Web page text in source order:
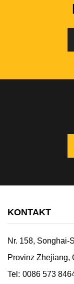
KONTAKT
Nr. 158, Songhai-
Provinz Zhejiang,
Tel: 0086 573